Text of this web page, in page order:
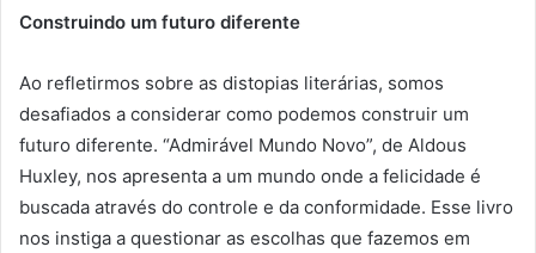
Construindo um futuro diferente
Ao refletirmos sobre as distopias literárias, somos
desafiados a considerar como podemos construir um
futuro diferente. “Admirável Mundo Novo”, de Aldous
Huxley, nos apresenta a um mundo onde a felicidade é
buscada através do controle e da conformidade. Esse livro
nos instiga a questionar as escolhas que fazemos em